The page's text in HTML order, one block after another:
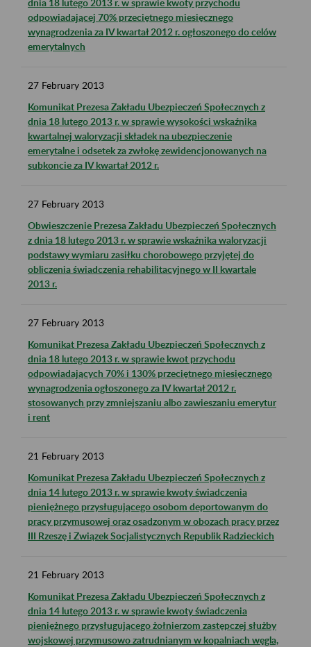
dnia 18 lutego 2013 r. w sprawie kwoty przychodu
odpowiadającej 70% przeciętnego miesięcznego
wynagrodzenia za IV kwartał 2012 r. ogłoszonego do celów
emerytalnych
27 February 2013
Komunikat Prezesa Zakładu Ubezpieczeń Społecznych z
dnia 18 lutego 2013 r. w sprawie wysokości wskaźnika
kwartalnej waloryzacji składek na ubezpieczenie
emerytalne i odsetek za zwłokę zewidencjonowanych na
subkoncie za IV kwartał 2012 r.
27 February 2013
Obwieszczenie Prezesa Zakładu Ubezpieczeń Społecznych
z dnia 18 lutego 2013 r. w sprawie wskaźnika waloryzacji
podstawy wymiaru zasiłku chorobowego przyjętej do
obliczenia świadczenia rehabilitacyjnego w II kwartale
2013 r.
27 February 2013
Komunikat Prezesa Zakładu Ubezpieczeń Społecznych z
dnia 18 lutego 2013 r. w sprawie kwot przychodu
odpowiadających 70% i 130% przeciętnego miesięcznego
wynagrodzenia ogłoszonego za IV kwartał 2012 r.
stosowanych przy zmniejszaniu albo zawieszaniu emerytur
i rent
21 February 2013
Komunikat Prezesa Zakładu Ubezpieczeń Społecznych z
dnia 14 lutego 2013 r. w sprawie kwoty świadczenia
pieniężnego przysługującego osobom deportowanym do
pracy przymusowej oraz osadzonym w obozach pracy przez
III Rzeszę i Związek Socjalistycznych Republik Radzieckich
21 February 2013
Komunikat Prezesa Zakładu Ubezpieczeń Społecznych z
dnia 14 lutego 2013 r. w sprawie kwoty świadczenia
pieniężnego przysługującego żołnierzom zastępczej służby
wojskowej przymusowo zatrudnianym w kopalniach węgla,